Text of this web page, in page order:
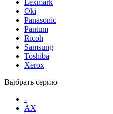
Oki
Panasonic
Pantum
Ricoh
Samsung
Toshiba
Xerox
Выбрать серию
-
AX